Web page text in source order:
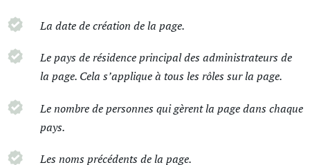
La date de création de la page.
Le pays de résidence principal des administrateurs de
la page. Cela s’applique à tous les rôles sur la page.
Le nombre de personnes qui gèrent la page dans chaque
pays.
Les noms précédents de la page.